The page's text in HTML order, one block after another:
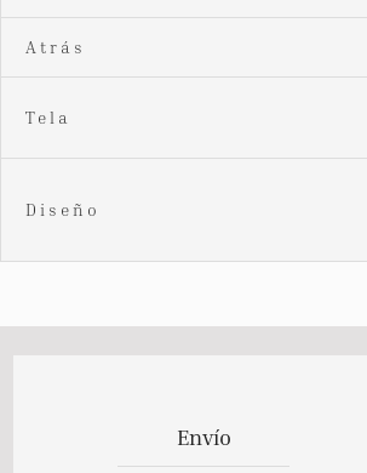
Atrás
Tela
Diseño
Envío